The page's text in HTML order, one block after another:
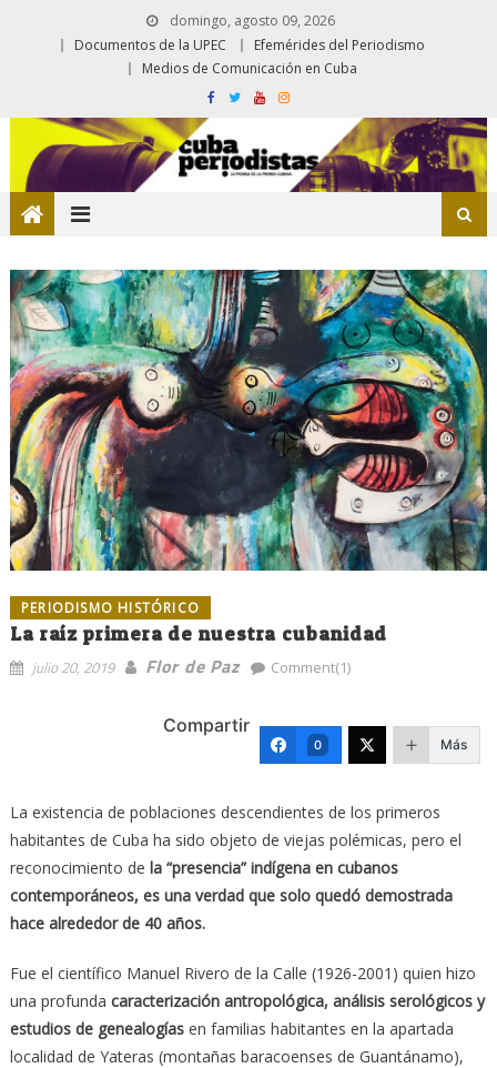
domingo, agosto 09, 2026
Documentos de la UPEC
Efemérides del Periodismo
Medios de Comunicación en Cuba
PERIODISMO HISTÓRICO
La raíz primera de nuestra cubanidad
julio 20, 2019 Flor de Paz Comment(1)
Compartir
0 Más
La existencia de poblaciones descendientes de los primeros
habitantes de Cuba ha sido objeto de viejas polémicas, pero el
reconocimiento de la “presencia” indígena en cubanos
contemporáneos, es una verdad que solo quedó demostrada
hace alrededor de 40 años.
Fue el científico Manuel Rivero de la Calle (1926-2001) quien hizo
una profunda caracterización antropológica, análisis serológicos y
estudios de genealogíasen familias habitantes en la apartada
localidad de Yateras (montañas baracoenses de Guantánamo),